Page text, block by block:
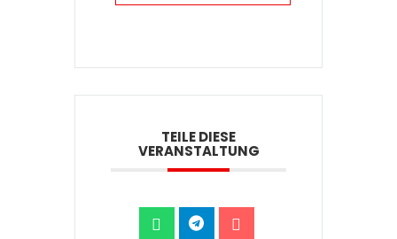
TEILE DIESE
VERANSTALTUNG